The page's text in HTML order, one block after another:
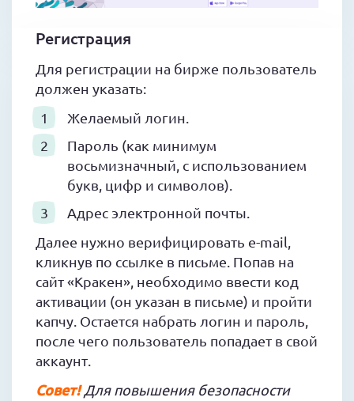
Регистрация
Для регистрации на бирже пользователь
должен указать:
Желаемый логин.
Пароль (как минимум
восьмизначный, с использованием
букв, цифр и символов).
Адрес электронной почты.
Далее нужно верифицировать e-mail,
кликнув по ссылке в письме. Попав на
сайт «Кракен», необходимо ввести код
активации (он указан в письме) и пройти
капчу. Остается набрать логин и пароль,
после чего пользователь попадает в свой
аккаунт.
Совет!Для повышения безопасности